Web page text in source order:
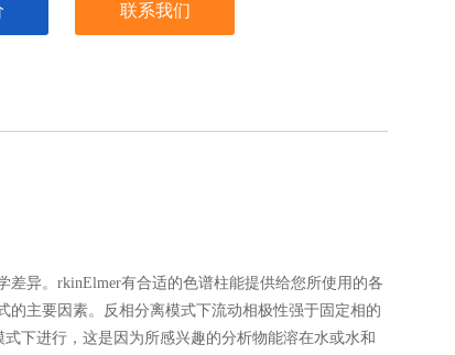
联系我们
异。rkinElmer有合适的色谱柱能提供给您所使用的各
主要因素。反相分离模式下流动相极性强于固定相的
下进行，这是因为所感兴趣的分析物能溶在水或水和